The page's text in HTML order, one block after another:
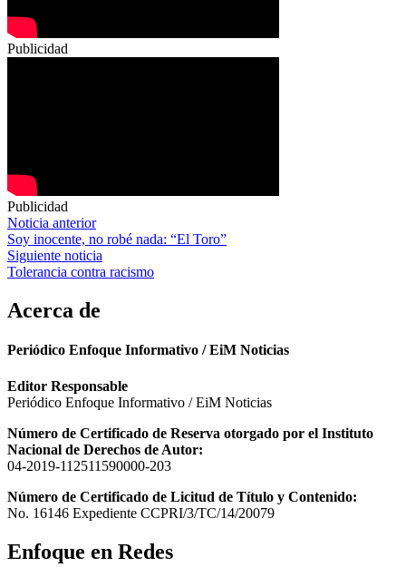
Publicidad
Publicidad
Navegación
de
entradas
Noticia anterior
Soy inocente, no robé nada: “El Toro”
Siguiente noticia
Tolerancia contra racismo
Acerca de
Periódico Enfoque Informativo / EiM Noticias
Editor Responsable
Periódico Enfoque Informativo / EiM Noticias
Número de Certificado de Reserva otorgado por el Instituto
Nacional de Derechos de Autor:
04-2019-112511590000-203
Número de Certificado de Licitud de Título y Contenido:
No. 16146 Expediente CCPRI/3/TC/14/20079
Enfoque en Redes